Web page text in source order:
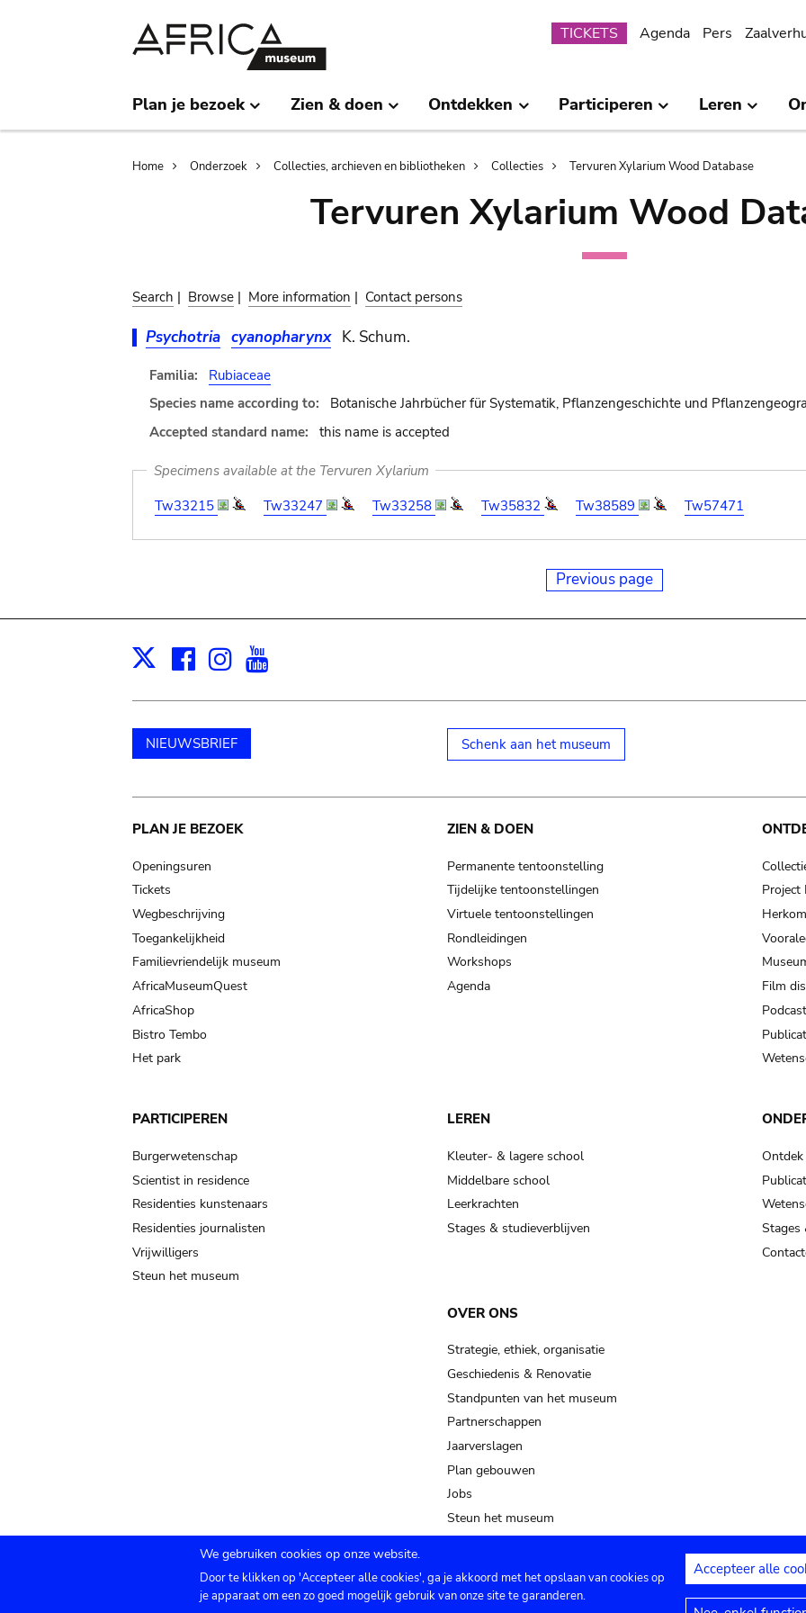
Submenu
TICKETS Agenda Pers
Plan je bezoek Zien & doen Ontdekken Participeren Leren
Breadcrumb
Home Onderzoek Collecties, archieven en bibliotheken Collecties Tervuren Xylarium Wood Database
Tervuren Xylarium Wood
Search | Browse | More information | Contact persons
Psychotria cyanopharynx K. Schum.
Familia:
Rubiaceae
Species name according to:
Botanische Jahrbücher für Systematik, Pflanzengeschichte und
Accepted standard name:
this name is accepted
Specimens available at the Tervuren Xylarium
Tw33215
Tw33247 Tw33258 Tw35832 Tw38589 Tw57471
Previous page
X Facebook
Instagram
NIEUWSBRIEF Schenk aan het museum
Main
navigation
PLAN JE BEZOEK
Openingsuren
Tickets
Wegbeschrijving
Toegankelijkheid
Familievriendelijk museum
AfricaMuseumQuest
AfricaShop
Bistro Tembo
Het park
ZIEN & DOEN
Permanente tentoonstelling
Tijdelijke tentoonstellingen
Virtuele tentoonstellingen
Rondleidingen
Workshops
Agenda
Project
Film
PARTICIPEREN
Burgerwetenschap
Scientist in residence
Residenties kunstenaars
Residenties journalisten
Vrijwilligers
Steun het museum
LEREN
Kleuter- & lagere school
Middelbare school
Leerkrachten
Stages & studieverblijven
Stages
OVER ONS
Strategie, ethiek, organisatie
Geschiedenis & Renovatie
Standpunten van het museum
Partnerschappen
Jaarverslagen
Plan gebouwen
Jobs
Steun het museum
Submenu
Agenda Pers Zaalverhuur Contact Privacy instellingen Juridische
We gebruiken cookies op onze website.
Door te klikken op 'Accepteer alle cookies', ga je akkoord met het opslaan van cookies op
je apparaat om een zo goed mogelijk gebruik van onze site te garanderen.
Accepteer alle